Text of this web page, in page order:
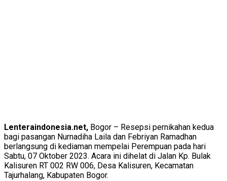
Lenteraindonesia.net, Bogor – Resepsi pernikahan kedua
bagi pasangan Nurnadiha Laila dan Febriyan Ramadhan
berlangsung di kediaman mempelai Perempuan pada hari
Sabtu, 07 Oktober 2023. Acara ini dihelat di Jalan Kp. Bulak
Kalisuren RT 002 RW 006, Desa Kalisuren, Kecamatan
Tajurhalang, Kabupaten Bogor.